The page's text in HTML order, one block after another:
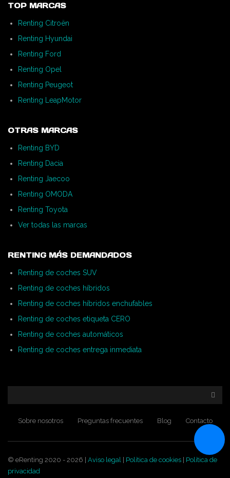
TOP MARCAS
Renting Citroën
Renting Hyundai
Renting Ford
Renting Opel
Renting Peugeot
Renting LeapMotor
OTRAS MARCAS
Renting BYD
Renting Dacia
Renting Jaecoo
Renting OMODA
Renting Toyota
Ver todas las marcas
RENTING MÁS DEMANDADOS
Renting de coches SUV
Renting de coches híbridos
Renting de coches híbridos enchufables
Renting de coches etiqueta CERO
Renting de coches automáticos
Renting de coches entrega inmediata
Sobre nosotros Preguntas frecuentes Blog Contacto
© eRenting 2020 - 2026 | Aviso legal | Política de cookies | Política de
privacidad